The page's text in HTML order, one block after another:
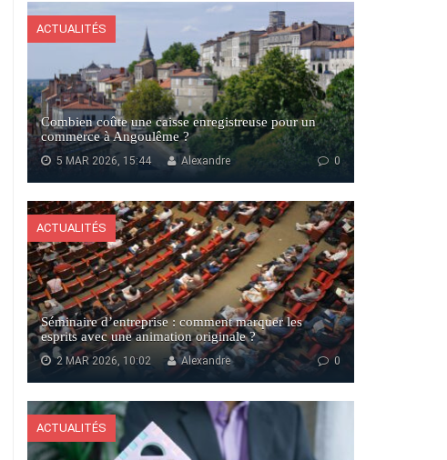
ACTUALITÉS
Combien coûte une caisse enregistreuse pour un
commerce à Angoulême ?
5 MAR 2026, 15:44 0
Alexandre
ACTUALITÉS
Séminaire d’entreprise : comment marquer les
esprits avec une animation originale ?
2 MAR 2026, 10:02 0
Alexandre
ACTUALITÉS